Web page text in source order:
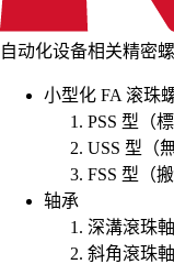
自动化设备相关精密
小型化 FA 滚珠
PSS 型（
USS 型（
FSS 型（搬
轴承
深溝滾珠
斜角滾珠